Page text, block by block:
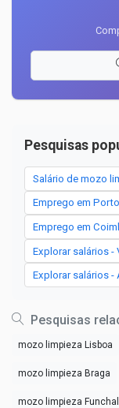
Pesquisas
Salário de mozo
Emprego em Porto
Emprego em
Explorar salários -
Explorar salários -
Pesquisas
mozo limpieza Lisboa
mozo limpieza Braga
mozo limpieza Funchal